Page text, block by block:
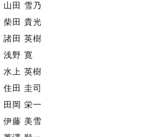
山田 雪乃
柴田 貴光
諸田 英樹
浅野 寛
水上 英樹
住田 圭司
田岡 栄一
伊藤 美雪